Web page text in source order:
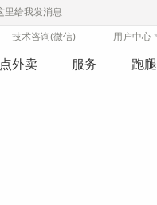
技术咨询(微信) 用户中心
点外卖 服务 跑腿